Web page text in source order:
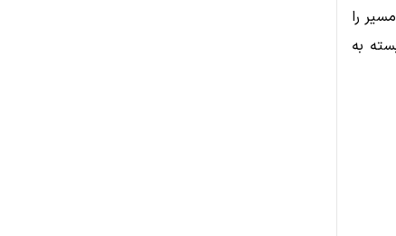
دلاری می‌تواند مسیر را
به